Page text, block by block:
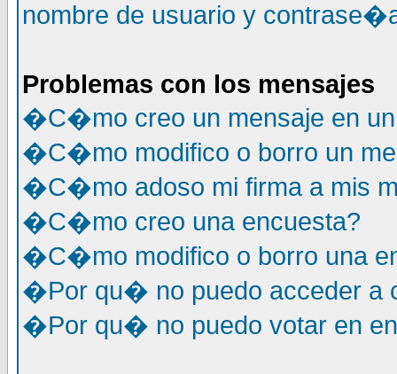
nombre de usuario y
Problemas con los mensajes
�C�mo creo un mensaje en un
�C�mo modifico o borro un
�C�mo adoso mi firma a mis
�C�mo creo una encuesta?
�C�mo modifico o borro una
�Por qu� no puedo acceder a
�Por qu� no puedo votar en